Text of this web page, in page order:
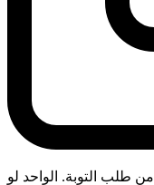
طلب التوبة. الواحد لو